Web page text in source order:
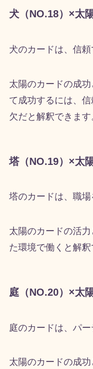
犬（NO.18）×太
犬のカードは、信頼
太陽のカードの成
て成功するには、
欠だと解釈できます
塔（NO.19）×太
塔のカードは、職場
太陽のカードの活
た環境で働くと解釈
庭（NO.20）×太
庭のカードは、パー
太陽のカードの成